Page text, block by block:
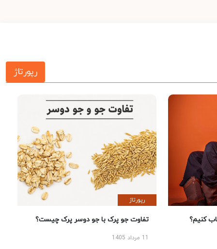
رپورتاژ
کنیم؟
رپورتاژ
تفاوت جو پرک با جو دوسر پرک چیست؟